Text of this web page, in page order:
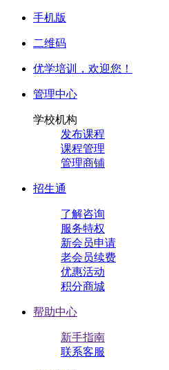
手机版
二维码
优学培训， 欢迎您！
管理中心
学校机构
发布课程
课程管理
管理商铺
招生通
了解咨询
服务特权
新会员申请
老会员续费
优惠活动
积分商城
帮助中心
新手指南
联系客服